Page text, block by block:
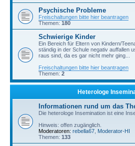
Psychische Probleme
Freischaltungen bitte hier beantragen
Themen: 180
Schwierige Kinder
Ein Bereich für Eltern von Kindern/
ständig in der Schule negativ auffallen
raus sind, da es gar nicht mehr ging...
Freischaltungen bitte hier beantragen
Themen: 2
Heterologe
Informationen rund um das
Die heterologe Insemination ist eine
Hinweis: offen zugänglich.
Moderatoren: rebella67 Moderator-HI
Themen: 133